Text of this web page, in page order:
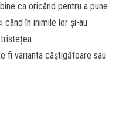
ca oricând pentru a pune
când în inimile lor și-au
fi varianta câștigătoare sau